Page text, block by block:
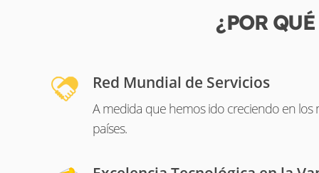
¿POR
Red Mundial de Servicios
A medida que hemos ido creciendo en
países.